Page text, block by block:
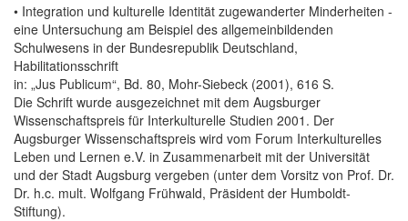
• Integration und kulturelle Identität zugewanderter Minderheiten -
eine Untersuchung am Beispiel des allgemeinbildenden
Schulwesens in der Bundesrepublik Deutschland,
Habilitationsschrift
in: „Jus Publicum“, Bd. 80, Mohr-Siebeck (2001), 616 S.
Die Schrift wurde ausgezeichnet mit dem Augsburger
Wissenschaftspreis für Interkulturelle Studien 2001. Der
Augsburger Wissenschaftspreis wird vom Forum Interkulturelles
Leben und Lernen e.V. in Zusammenarbeit mit der Universität
und der Stadt Augsburg vergeben (unter dem Vorsitz von Prof. Dr.
Dr. h.c. mult. Wolfgang Frühwald, Präsident der Humboldt-
Stiftung).